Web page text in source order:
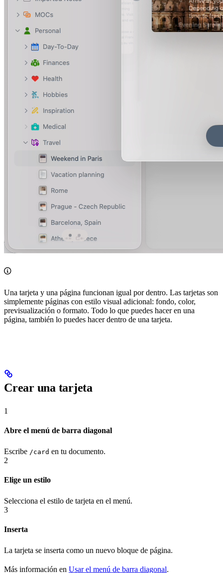
Una tarjeta y una página funcionan igual por dentro. Las tarjetas son
simplemente páginas con estilo visual adicional: fondo, color,
previsualización o formato. Todo lo que puedes hacer en una
página, también lo puedes hacer dentro de una tarjeta.
Crear una tarjeta
1
Abre el menú de barra diagonal
Escribe /card en tu documento.
2
Elige un estilo
Selecciona el estilo de tarjeta en el menú.
3
Inserta
La tarjeta se inserta como un nuevo bloque de página.
Más información en Usar el menú de barra diagonal.